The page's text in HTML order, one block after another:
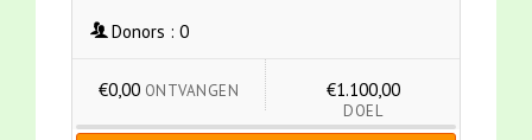
Donors : 0
€0,00 ONTVANGEN €1.100,00
DOEL